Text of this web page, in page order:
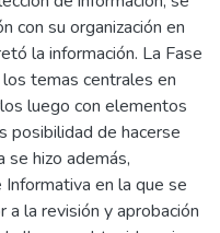
con su organización en
la información. La Fase
temas centrales en
luego con elementos
posibilidad de hacerse
se hizo además,
en la que se
la revisión y aprobación